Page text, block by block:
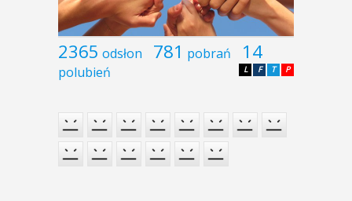
2365 odsłon 781 pobrań 14
polubień P
T
F
L